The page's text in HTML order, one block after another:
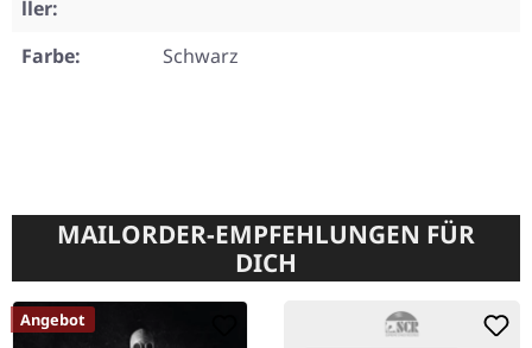
ller:
Farbe:
Schwarz
MAILORDER-EMPFEHLUNGEN FÜR
DICH
Angebot